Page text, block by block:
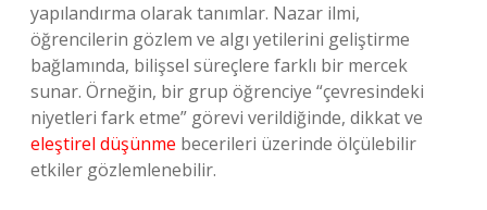
yapılandırma olarak tanımlar. Nazar ilmi,
öğrencilerin gözlem ve algı yetilerini geliştirme
bağlamında, bilişsel süreçlere farklı bir mercek
sunar. Örneğin, bir grup öğrenciye “çevresindeki
niyetleri fark etme” görevi verildiğinde, dikkat ve
eleştirel düşünme becerileri üzerinde ölçülebilir
etkiler gözlemlenebilir.